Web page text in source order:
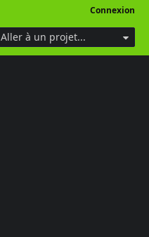
Connexion
Aller à un projet...